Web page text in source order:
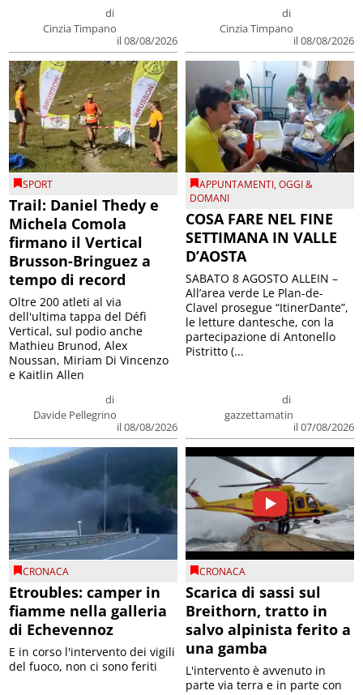
di
Cinzia Timpano
il 08/08/2026
di
Cinzia Timpano
il 08/08/2026
SPORT
Trail: Daniel Thedy e
Michela Comola
firmano il Vertical
Brusson-Bringuez a
tempo di record
di
Davide Pellegrino
il 08/08/2026
Oltre 200 atleti al via
dell'ultima tappa del Défì
Vertical, sul podio anche
Mathieu Brunod, Alex
Noussan, Miriam Di Vincenzo
e Kaitlin Allen
APPUNTAMENTI,OGGI &
DOMANI
COSA FARE NEL FINE
SETTIMANA IN VALLE
D’AOSTA
di
gazzettamatin
il 07/08/2026
SABATO 8 AGOSTO ALLEIN –
All’area verde Le Plan-de-
Clavel prosegue “ItinerDante”,
le letture dantesche, con la
partecipazione di Antonello
Pistritto (...
CRONACA
Etroubles: camper in
fiamme nella galleria
di Echevennoz
E in corso l'intervento dei vigili
del fuoco, non ci sono feriti
CRONACA
Scarica di sassi sul
Breithorn, tratto in
salvo alpinista ferito a
una gamba
L'intervento è avvenuto in
parte via terra e in parte con